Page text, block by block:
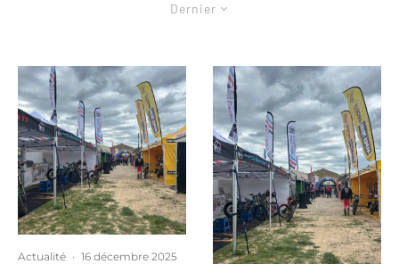
Dernier
Actualité · 16 décembre 2025